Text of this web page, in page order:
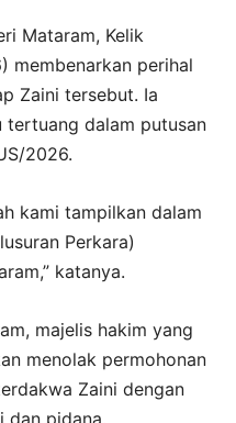
Mataram, Kelik
membenarkan perihal
Zaini tersebut. Ia
tertuang dalam putusan
2026.
kami tampilkan dalam
Perkara)
katanya.
majelis hakim yang
menolak permohonan
Zaini dengan